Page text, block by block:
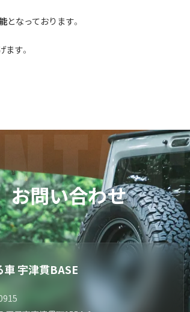
となっております。
す。
お問い合わせ
車 宇津貫BASE